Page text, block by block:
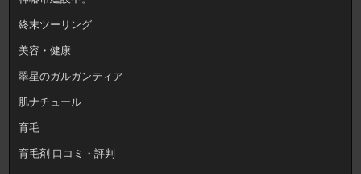
終末ツーリング
美容・健康
翠星のガルガンティア
肌ナチュール
育毛
育毛剤 口コミ・評判